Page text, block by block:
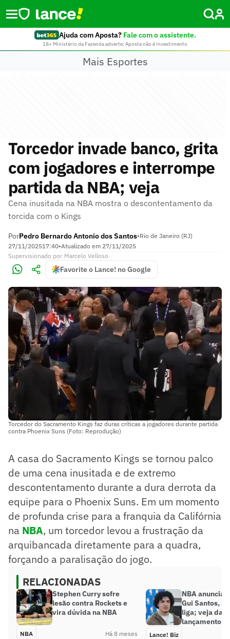
Ajuda com Aposta? Fale com o assistente.
18+ Ministério da Fazenda adverte: Aposta não é investimento
Mais Esportes
Torcedor invade banco, grita
com jogadores e interrompe
partida da NBA; veja
Cena inusitada na NBA mostra o descontentamento da
torcida com o Kings
PorPedro Bernardo Antonio dos Santos•Rio de Janeiro (RJ)
27/11/202517:40•Atualizado em 27/11/2025
Supervisionado por Marcelo Velloso
Favorite o Lance! no Google
Torcedor do Sacramento Kings faz duras críticas a jogadores durante partida
contra Phoenix Suns (Foto: Reprodução)
A casa do Sacramento Kings se tornou palco
de uma cena inusitada e de extremo
descontentamento durante a dura derrota da
equipe para o Phoenix Suns. Em um momento
de profunda crise para a franquia da Califórnia
na NBA, um torcedor levou a frustração da
arquibancada diretamente para a quadra,
forçando a paralisação do jogo.
RELACIONADAS
Stephen Curry sofre
lesão contra Rockets e
vira dúvida na NBA
NBA Há 8 meses
NBA anuncia
Gui Santos,
liga; veja
lançamento
Lance! Biz